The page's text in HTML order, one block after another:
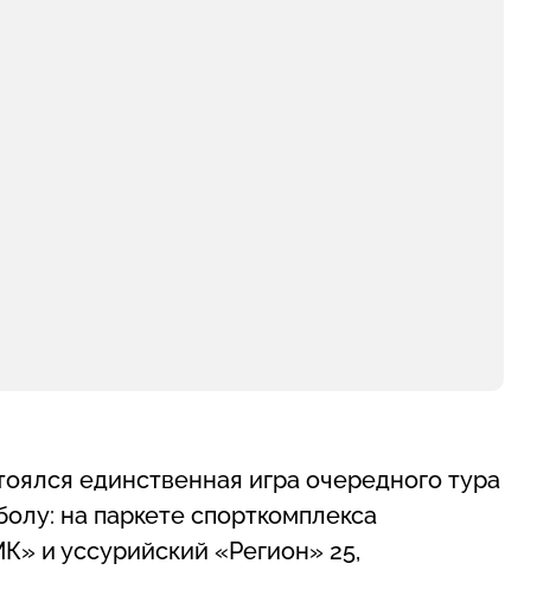
единственная игра очередного тура
на паркете спорткомплекса
и уссурийский «Регион» 25,